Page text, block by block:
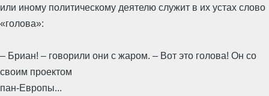
или иному политическому деятелю служит в их устах слово
«голова»:
– Бриан! – говорили они с жаром. – Вот это голова! Он со
своим проектом
пан-Европы...